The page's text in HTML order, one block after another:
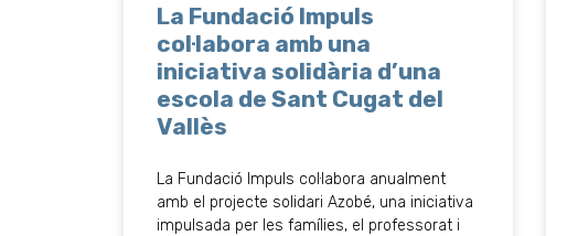
La Fundació Impuls
col·labora amb una
iniciativa solidària d’una
escola de Sant Cugat del
Vallès
La Fundació Impuls col·labora anualment
amb el projecte solidari Azobé, una iniciativa
impulsada per les famílies, el professorat i